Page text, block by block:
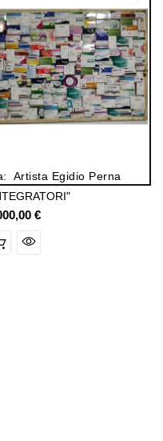
Artista Egidio Perna
€Prezzo